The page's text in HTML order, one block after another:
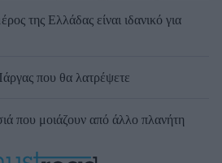
της Ελλάδας είναι ιδανικό για
που θα λατρέψετε
που μοιάζουν από άλλο πλανήτη